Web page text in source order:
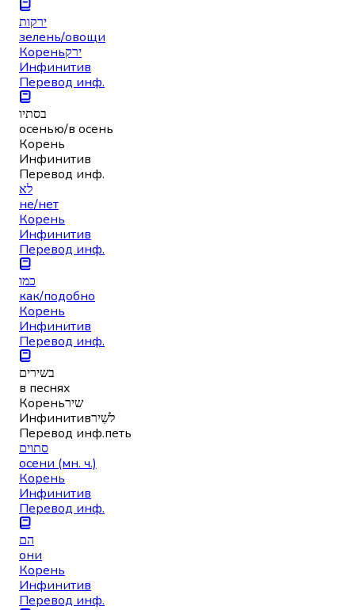
ירקות
зелень/овощи
Кореньירק
Инфинитив
Перевод инф.
בסתיו
осенью/в осень
Корень
Инфинитив
Перевод инф.
לא
не/нет
Корень
Инфинитив
Перевод инф.
כמו
как/подобно
Корень
Инфинитив
Перевод инф.
בשירים
в песнях
Кореньשיר
Инфинитивלשִׁיר
Перевод инф.петь
סתוים
осени (мн. ч.)
Корень
Инфинитив
Перевод инф.
הם
они
Корень
Инфинитив
Перевод инф.